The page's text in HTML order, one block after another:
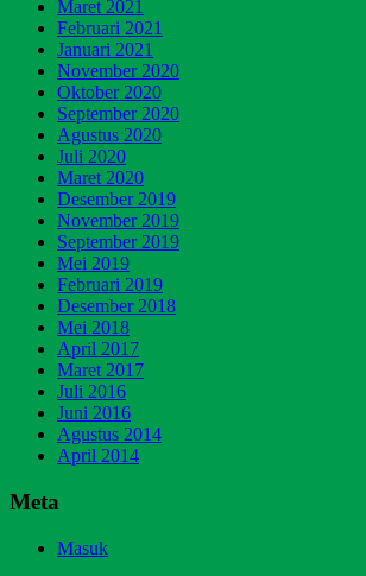
Maret 2021
Februari 2021
Januari 2021
November 2020
Oktober 2020
September 2020
Agustus 2020
Juli 2020
Maret 2020
Desember 2019
November 2019
September 2019
Mei 2019
Februari 2019
Desember 2018
Mei 2018
April 2017
Maret 2017
Juli 2016
Juni 2016
Agustus 2014
April 2014
Meta
Masuk